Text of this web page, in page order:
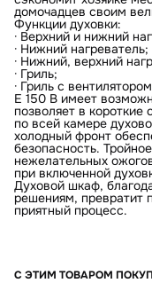
домочадцев своим
Функции духовки:
· Верхний и нижний
· Нижний нагреватель;
· Нижний, верхний
· Гриль;
· Гриль с
E 150 B имеет
позволяет в
по всей камере
холодный фронт
безопасность.
нежелательных
при включенной
Духовой шкаф,
решениям, превратит
приятный процесс.
С ЭТИМ ТОВАРОМ
и
Духовой
Артикул:e150b